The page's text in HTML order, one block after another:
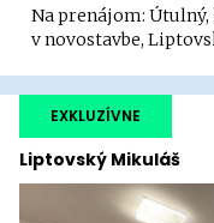
Na prenájom:
v novostavbe,
Liptovský Mikuláš
EXKLUZÍVNE